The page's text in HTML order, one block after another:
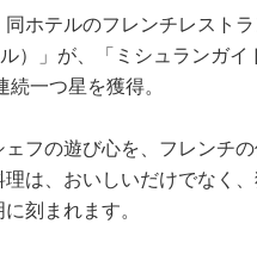
同ホテルのフレンチレスト
ル）」が、「ミシュランガイ
一つ星を獲得。
フの遊び心を、フレンチ
理は、おいしいだけでなく
刻まれます。